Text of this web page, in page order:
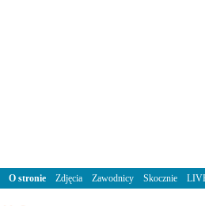
O stronie Zdjęcia Zawodnicy Skocznie